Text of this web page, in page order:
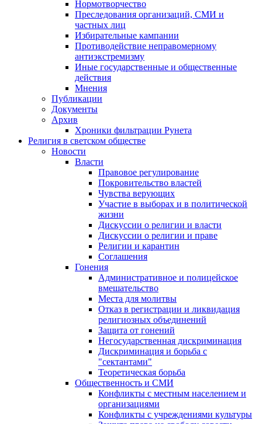
Нормотворчество
Преследования организаций, СМИ и
частных лиц
Избирательные кампании
Противодействие неправомерному
антиэкстремизму
Иные государственные и общественные
действия
Мнения
Публикации
Документы
Архив
Хроники фильтрации Рунета
Религия в светском обществе
Новости
Власти
Правовое регулирование
Покровительство властей
Чувства верующих
Участие в выборах и в политической
жизни
Дискуссии о религии и власти
Дискуссии о религии и праве
Религии и карантин
Соглашения
Гонения
Административное и полицейское
вмешательство
Места для молитвы
Отказ в регистрации и ликвидация
религиозных объединений
Защита от гонений
Негосударственная дискриминация
Дискриминация и борьба с
"сектантами"
Теоретическая борьба
Общественность и СМИ
Конфликты с местным населением и
организациями
Конфликты с учреждениями культуры